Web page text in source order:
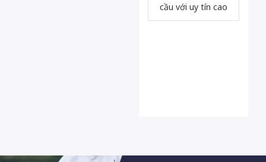
cầu với uy tín cao